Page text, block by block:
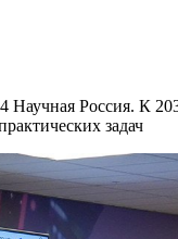
Научная Россия. К
задач